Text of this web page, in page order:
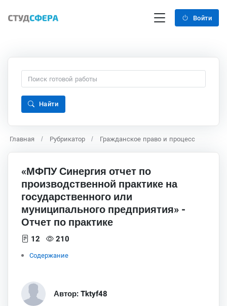
Войти
Найти
Главная Рубрикатор Гражданское право и процесс
«МФПУ Синергия отчет по
производственной практике на
государственного или
муниципального предприятия» -
Отчет по практике
12 210
Содержание
Автор: Tktyf48